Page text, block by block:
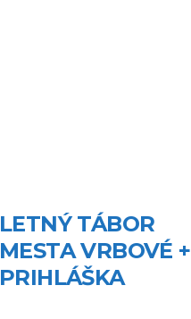
LETNÝ TÁBOR
MESTA VRBOVÉ +
PRIHLÁŠKA